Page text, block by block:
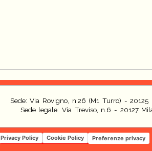
Sede: Via Rovigno, n.26 (M1 Turro) - 20125
Sede legale: Via Treviso, n.6 - 20127
Privacy Policy Cookie Policy Preferenze privacy